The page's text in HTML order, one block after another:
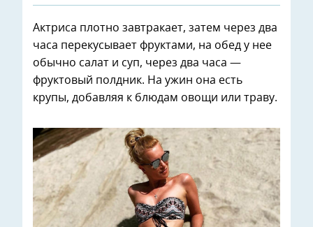
Актриса плотно завтракает, затем через два
часа перекусывает фруктами, на обед у нее
обычно салат и суп, через два часа —
фруктовый полдник. На ужин она есть
крупы, добавляя к блюдам овощи или траву.